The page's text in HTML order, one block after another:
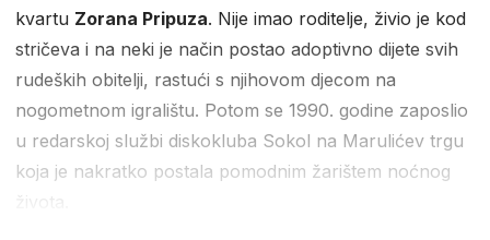
kvartu Zorana Pripuza. Nije imao roditelje, živio je kod
stričeva i na neki je način postao adoptivno dijete svih
rudeških obitelji, rastući s njihovom djecom na
nogometnom igralištu. Potom se 1990. godine zaposlio
u redarskoj službi diskokluba Sokol na Marulićev trgu
koja je nakratko postala pomodnim žarištem noćnog